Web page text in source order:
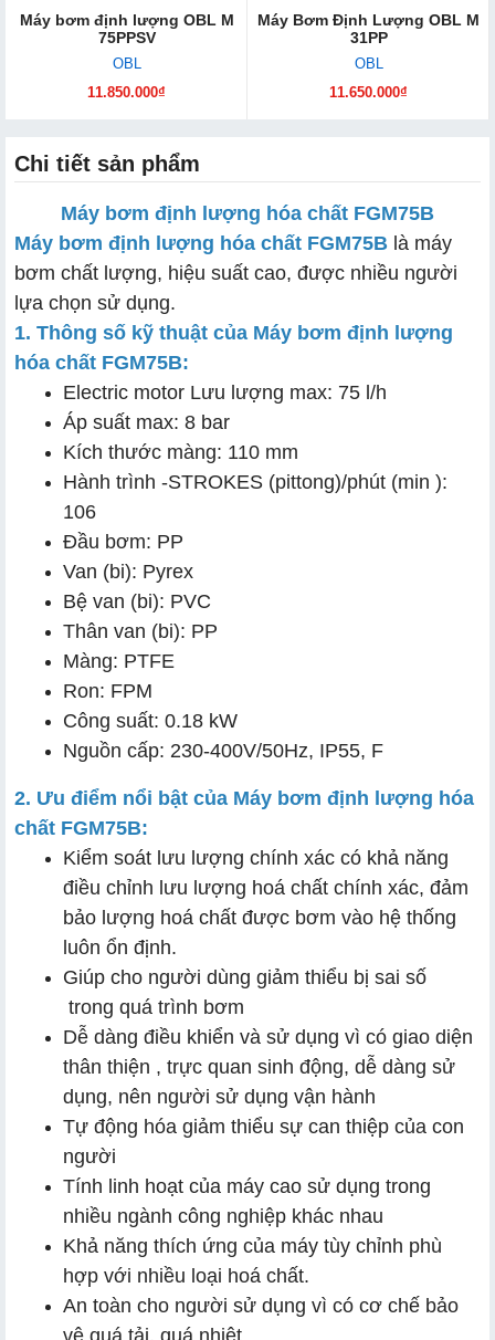
Máy bơm định lượng OBL M
75PPSV
OBL
11.850.000₫
Máy Bơm Định Lượng OBL M
31PP
OBL
11.650.000₫
Chi tiết sản phẩm
Máy bơm định lượng hóa chất FGM75B
Máy bơm định lượng hóa chất FGM75B là máy
bơm chất lượng, hiệu suất cao, được nhiều người
lựa chọn sử dụng.
1. Thông số kỹ thuật của Máy bơm định lượng
hóa chất FGM75B:
Electric motor Lưu lượng max: 75 l/h
Áp suất max: 8 bar
Kích thước màng: 110 mm
Hành trình -STROKES (pittong)/phút (min ):
106
Đầu bơm: PP
Van (bi): Pyrex
Bệ van (bi): PVC
Thân van (bi): PP
Màng: PTFE
Ron: FPM
Công suất: 0.18 kW
Nguồn cấp: 230-400V/50Hz, IP55, F
2. Ưu điểm nổi bật của Máy bơm định lượng hóa
chất FGM75B:
Kiểm soát lưu lượng chính xác có khả năng
điều chỉnh lưu lượng hoá chất chính xác, đảm
bảo lượng hoá chất được bơm vào hệ thống
luôn ổn định.
Giúp cho người dùng giảm thiểu bị sai số
trong quá trình bơm
Dễ dàng điều khiển và sử dụng vì có giao diện
thân thiện , trực quan sinh động, dễ dàng sử
dụng, nên người sử dụng vận hành
Tự động hóa giảm thiểu sự can thiệp của con
người
Tính linh hoạt của máy cao sử dụng trong
nhiều ngành công nghiệp khác nhau
Khả năng thích ứng của máy tùy chỉnh phù
hợp với nhiều loại hoá chất.
An toàn cho người sử dụng vì có cơ chế bảo
vệ quá tải, quá nhiệt